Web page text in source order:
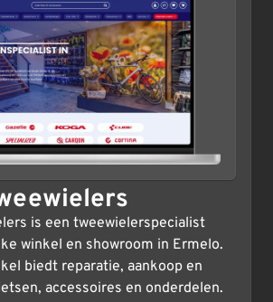
is een tweewielerspecialist
winkel en showroom in Ermelo.
biedt reparatie, aankoop en
accessoires en onderdelen.